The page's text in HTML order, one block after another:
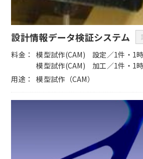
設計情報データ検証システム
料金
模型試作(CAM) 設定／1件・1
模型試作(CAM) 加工／1件・1
用途
模型試作（CAM）